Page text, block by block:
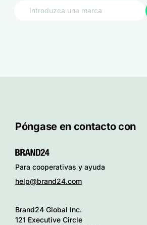
Póngase en contacto con
Para cooperativas y ayuda
help@brand24.com
Brand24 Global Inc.
121 Executive Circle